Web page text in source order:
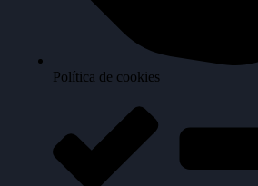
Política de cookies